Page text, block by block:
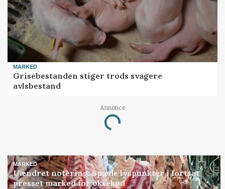
MARKED
Grisebestanden stiger trods svagere
avlsbestand
Annonce
Loading...
MARKED
Uændret notering: Spæde lyspunkter i fortsat
presset marked for oksekød